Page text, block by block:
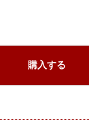
購入する